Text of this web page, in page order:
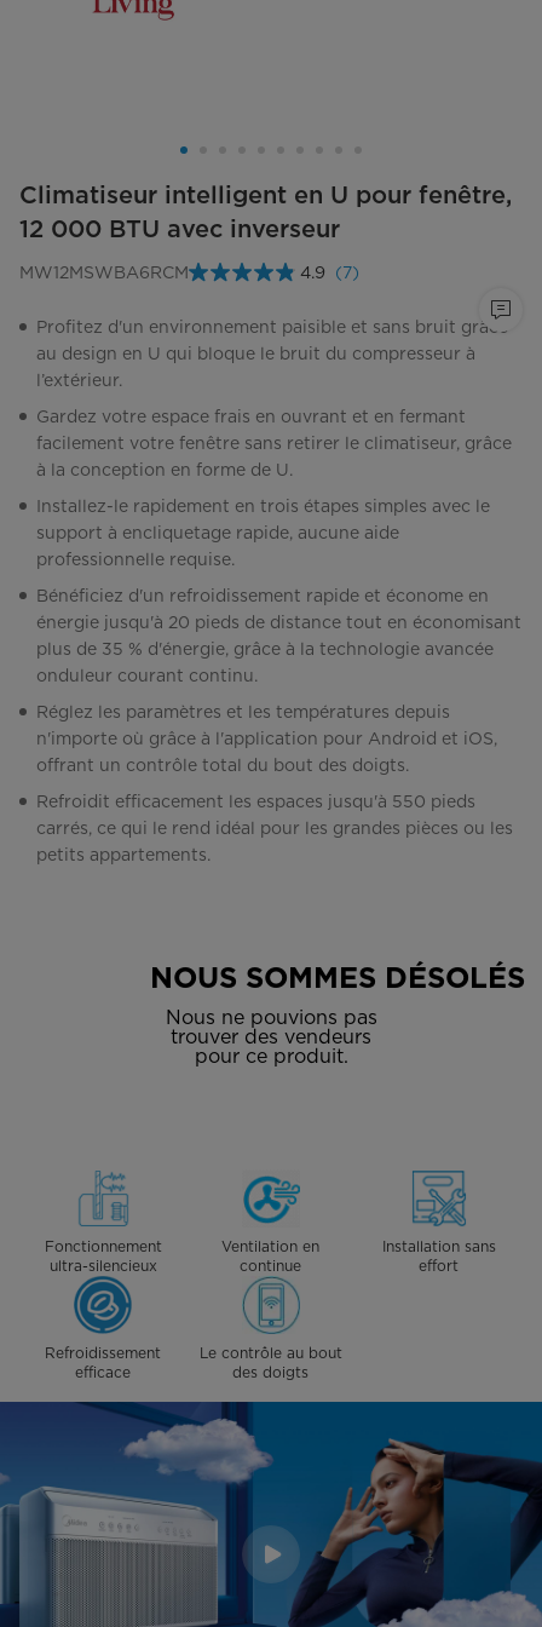
Climatiseur intelligent en U pour fenêtre,
12 000 BTU avec inverseur
MW12MSWBA6RCM 4.9
Lire
7
commentaires.
Lien
même
page.
(7)
Profitez d'un environnement paisible et sans bruit grâce
au design en U qui bloque le bruit du compresseur à
l’extérieur.
Gardez votre espace frais en ouvrant et en fermant
facilement votre fenêtre sans retirer le climatiseur, grâce
à la conception en forme de U.
Installez-le rapidement en trois étapes simples avec le
support à encliquetage rapide, aucune aide
professionnelle requise.
Bénéficiez d'un refroidissement rapide et économe en
énergie jusqu'à 20 pieds de distance tout en économisant
plus de 35 % d'énergie, grâce à la technologie avancée
onduleur courant continu.
Réglez les paramètres et les températures depuis
n'importe où grâce à l'application pour Android et iOS,
offrant un contrôle total du bout des doigts.
Refroidit efficacement les espaces jusqu'à 550 pieds
carrés, ce qui le rend idéal pour les grandes pièces ou les
petits appartements.
NOUS SOMMES DÉSOLÉS
Nous ne pouvions pas
trouver des vendeurs
pour ce produit.
Fonctionnement
ultra-silencieux
Ventilation en
continue
Installation sans
effort
Refroidissement
efficace
Le contrôle au bout
des doigts